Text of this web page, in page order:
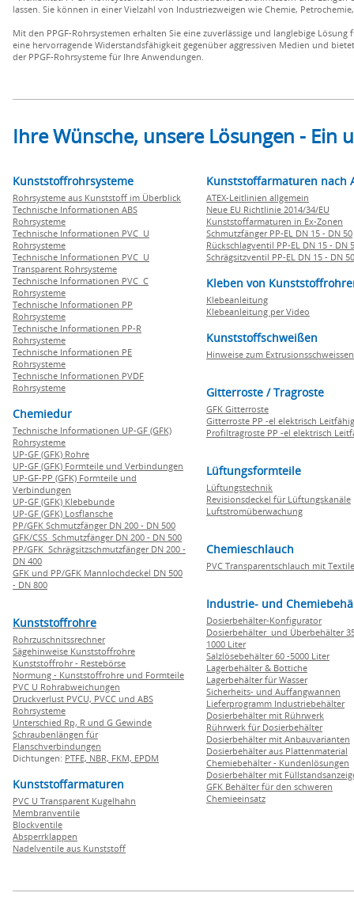
lassen. Sie können in einer Vielzahl von Industriezweigen wie Chemie,
Mit den PPGF-Rohrsystemen erhalten Sie eine zuverlässige und langlebige
eine hervorragende Widerstandsfähigkeit gegenüber aggressiven Medien und
der PPGF-Rohrsysteme für Ihre Anwendungen.
Ihre Wünsche, unsere Lösungen -
Kunststoffrohrsysteme
Rohrsysteme aus Kunststoff im Überblick
Technische Informationen ABS
Rohrsysteme
Technische Informationen PVC U
Rohrsysteme
Technische Informationen PVC U
Transparent Rohrsysteme
Technische Informationen PVC C
Rohrsysteme
Technische Informationen PP
Rohrsysteme
Technische Informationen PP-R
Rohrsysteme
Technische Informationen PE
Rohrsysteme
Technische Informationen PVDF
Rohrsysteme
Chemiedur
Technische Informationen UP-GF (GFK)
Rohrsysteme
UP-GF (GFK) Rohre
UP-GF (GFK) Formteile und Verbindungen
UP-GF-PP (GFK) Formteile und
Verbindungen
UP-GF (GFK) Klebebunde
UP-GF (GFK) Losflansche
PP/GFK Schmutzfänger DN 200 - DN 500
GFK/CSS Schmutzfänger DN 200 - DN 500
PP/GFK Schrägsitzschmutzfänger DN 200 -
DN 400
GFK und PP/GFK Mannlochdeckel DN 500
- DN 800
Kunststoffrohre
Rohrzuschnitssrechner
Sägehinweise Kunststoffrohre
Kunststoffrohr - Restebörse
Normung - Kunststoffrohre und Formteile
PVC U Rohrabweichungen
Druckverlust PVCU, PVCC und ABS
Rohrsysteme
Unterschied Rp, R und G Gewinde
Schraubenlängen für
Flanschverbindungen
Dichtungen: PTFE, NBR, FKM, EPDM
Kunststoffarmaturen
PVC U Transparent Kugelhahn
Membranventile
Blockventile
Absperrklappen
Nadelventile aus Kunststoff
Kunststoffarmaturen nach
ATEX-Leitlinien allgemein
Neue EU Richtlinie 2014/34/EU
Kunststoffarmaturen in Ex-Zonen
Schmutzfänger PP-EL DN 15 - DN 50
Rückschlagventil PP-EL DN 15 - DN
Schrägsitzventil PP-EL DN 15 - DN 50
Kleben von
Klebeanleitung
Klebeanleitung per Video
Kunststoffschweißen
Hinweise zum Extrusionsschweissen
Gitterroste / Tragroste
GFK Gitterroste
Gitterroste PP -el elektrisch Leitfähig
Profiltragroste PP -el elektrisch
Lüftungsformteile
Lüftungstechnik
Revisionsdeckel für Lüftungskanäle
Luftstromüberwachung
Chemieschlauch
PVC Transparentschlauch mit
Industrie- und
Dosierbehälter-Konfigurator
Dosierbehälter und Überbehälter
1000 Liter
Salzlösebehälter 60 -5000 Liter
Lagerbehälter & Bottiche
Lagerbehälter für Wasser
Sicherheits- und Auffangwannen
Lieferprogramm Industriebehälter
Dosierbehälter mit Rührwerk
Rührwerk für Dosierbehälter
Dosierbehälter mit Anbauvarianten
Dosierbehälter aus Plattenmaterial
Chemiebehälter - Kundenlösungen
Dosierbehälter mit
GFK Behälter für den schweren
Chemieeinsatz